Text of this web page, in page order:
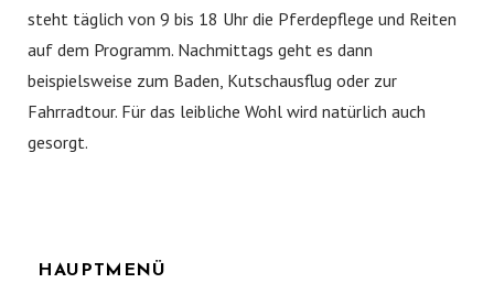
steht täglich von 9 bis 18 Uhr die Pferdepflege und Reiten
auf dem Programm. Nachmittags geht es dann
beispielsweise zum Baden, Kutschausflug oder zur
Fahrradtour. Für das leibliche Wohl wird natürlich auch
gesorgt.
HAUPTMENÜ